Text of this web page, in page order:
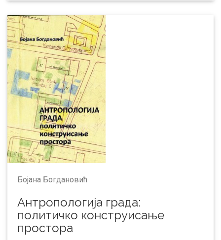
Бојана Богдановић
Антропологија града:
политичко конструисање
простора